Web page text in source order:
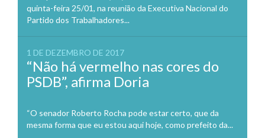
quinta-feira 25/01, na reunião da Executiva Nacional do
Partido dos Trabalhadores...
1 DE DEZEMBRO DE 2017
“Não há vermelho nas cores do
PSDB”, afirma Doria
“O senador Roberto Rocha pode estar certo, que da
mesma forma que eu estou aqui hoje, como prefeito da...